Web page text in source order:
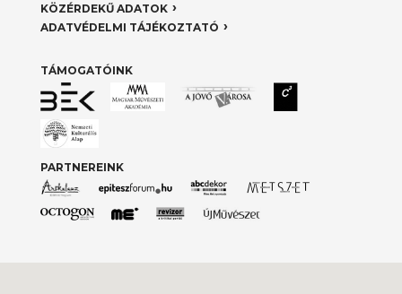
KÖZÉRDEKŰ ADATOK
ADATVÉDELMI TÁJÉKOZTATÓ
TÁMOGATÓINK
PARTNEREINK